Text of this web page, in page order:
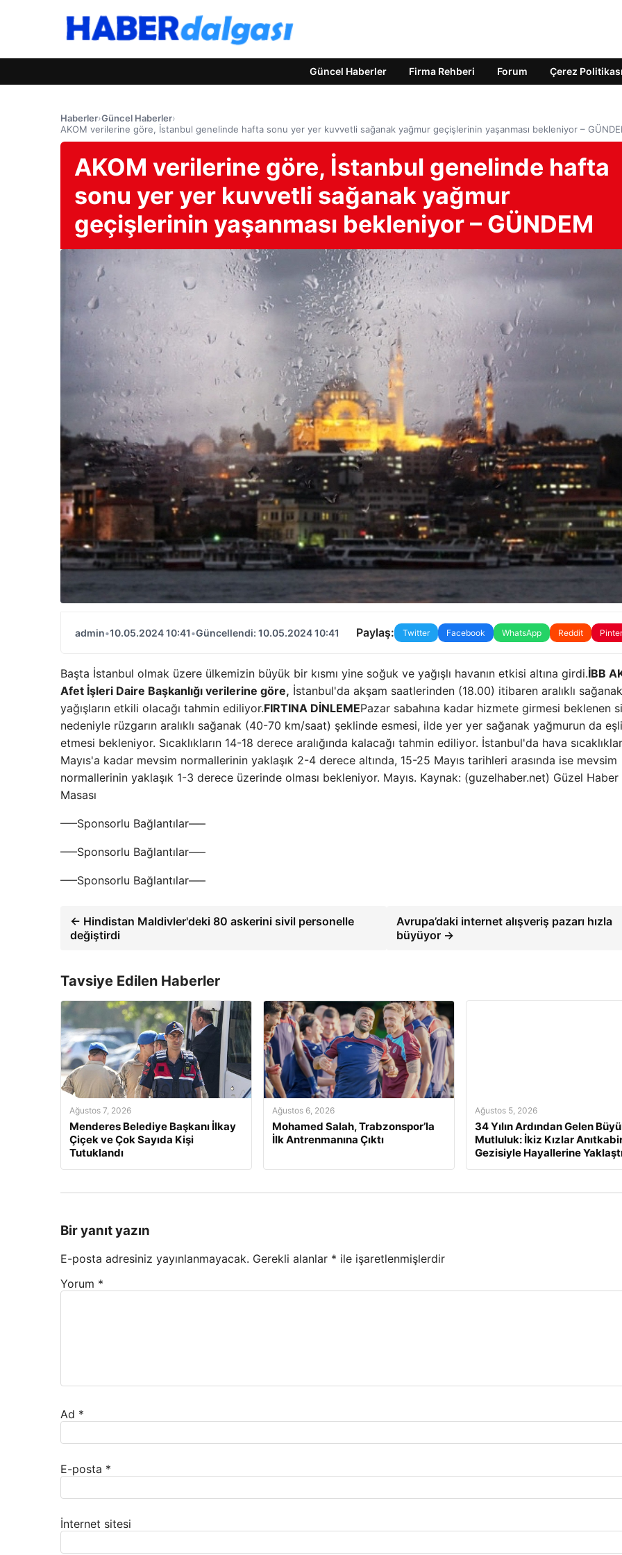
Güncel Haberler Firma Rehberi Forum Çerez Politikası
Haberler›Güncel Haberler›
AKOM verilerine göre, İstanbul genelinde hafta sonu yer yer kuvvetli sağanak yağmur geçişlerinin yaşanması bekleniyor –
AKOM verilerine göre, İstanbul genelinde hafta
sonu yer yer kuvvetli sağanak yağmur
geçişlerinin yaşanması bekleniyor – GÜNDEM
admin•10.05.2024 10:41•Güncellendi: 10.05.2024 10:41 Paylaş: Twitter Facebook WhatsApp Reddit
Başta İstanbul olmak üzere ülkemizin büyük bir kısmı yine soğuk ve yağışlı havanın etkisi altına girdi.İBB
Afet İşleri Daire Başkanlığı verilerine göre, İstanbul'da akşam saatlerinden (18.00) itibaren aralıklı sağanak
yağışların etkili olacağı tahmin ediliyor.FIRTINA DİNLEMEPazar sabahına kadar hizmete girmesi beklenen
nedeniyle rüzgarın aralıklı sağanak (40-70 km/saat) şeklinde esmesi, ilde yer yer sağanak yağmurun da
etmesi bekleniyor. Sıcaklıkların 14-18 derece aralığında kalacağı tahmin ediliyor. İstanbul'da hava
Mayıs'a kadar mevsim normallerinin yaklaşık 2-4 derece altında, 15-25 Mayıs tarihleri ​​arasında ise mevsim
normallerinin yaklaşık 1-3 derece üzerinde olması bekleniyor. Mayıs. Kaynak: (guzelhaber.net) Güzel Haber
Masası
—–Sponsorlu Bağlantılar—–
—–Sponsorlu Bağlantılar—–
—–Sponsorlu Bağlantılar—–
← Hindistan Maldivler'deki 80 askerini sivil personelle
değiştirdi
Avrupa’daki internet alışveriş pazarı hızla
büyüyor →
Tavsiye Edilen Haberler
Ağustos 7, 2026
Menderes Belediye Başkanı İlkay
Çiçek ve Çok Sayıda Kişi
Tutuklandı
Ağustos 6, 2026
Mohamed Salah, Trabzonspor’la
İlk Antrenmanına Çıktı
Ağustos 5, 2026
34 Yılın Ardından Gelen
Mutluluk: İkiz Kızlar
Gezisiyle Hayallerine
Bir yanıt yazın
E-posta adresiniz yayınlanmayacak. Gerekli alanlar * ile işaretlenmişlerdir
Yorum *
Ad *
E-posta *
İnternet sitesi